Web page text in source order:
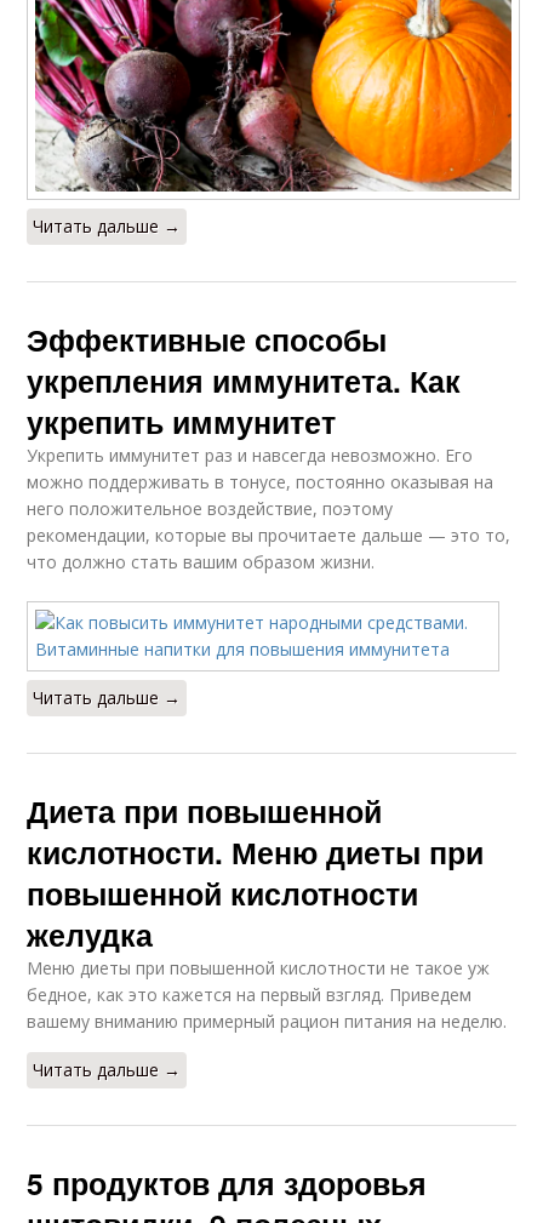
Читать дальше →
Эффективные способы
укрепления иммунитета. Как
укрепить иммунитет
Укрепить иммунитет раз и навсегда невозможно. Его
можно поддерживать в тонусе, постоянно оказывая на
него положительное воздействие, поэтому
рекомендации, которые вы прочитаете дальше — это то,
что должно стать вашим образом жизни.
Читать дальше →
Диета при повышенной
кислотности. Меню диеты при
повышенной кислотности
желудка
Меню диеты при повышенной кислотности не такое уж
бедное, как это кажется на первый взгляд. Приведем
вашему вниманию примерный рацион питания на неделю.
Читать дальше →
5 продуктов для здоровья